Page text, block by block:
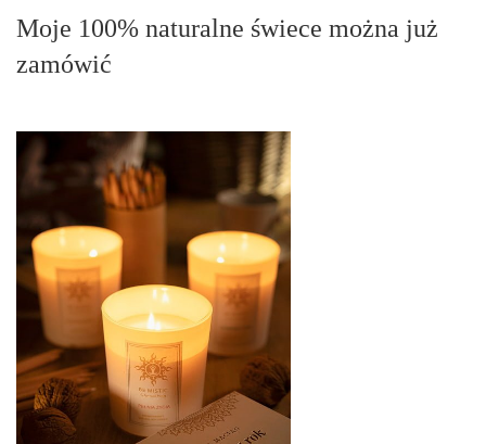
Moje 100% naturalne świece można już
zamówić